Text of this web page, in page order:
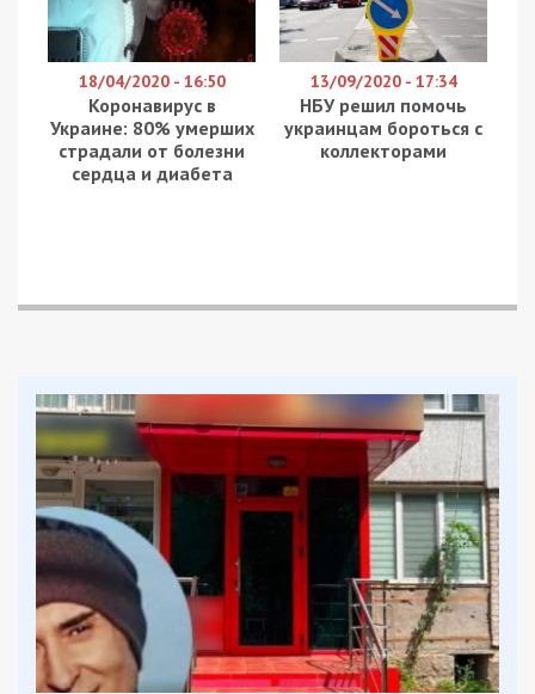
18/04/2020 - 16:50
Коронавирус в
Украине: 80% умерших
страдали от болезни
сердца и диабета
13/09/2020 - 17:34
НБУ решил помочь
украинцам бороться с
коллекторами